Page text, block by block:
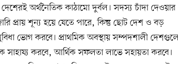
অর্থনৈতিক কাঠামো দুর্বল। সদস্য চাঁদা দেওয়ার
প্রায় শূন্য হয়ে যেতে পারে, কিন্তু ছোট দেশ ও বড়
ভোগ করবে। প্রাথমিক অবস্থায় সম্পদশালী
সাহায্য করবে, আর্থিক সফলতা লাভে সহায়তা করবে।